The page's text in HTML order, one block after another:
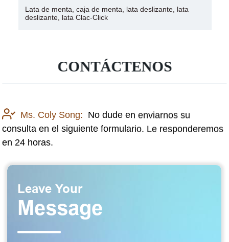
Lata de menta, caja de menta, lata deslizante, lata
deslizante, lata Clac-Click
CONTÁCTENOS
Ms. Coly Song: No dude en enviarnos su
consulta en el siguiente formulario. Le responderemos
en 24 horas.